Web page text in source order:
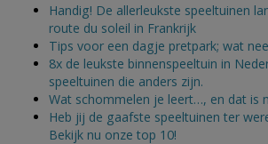
Handig! De allerleukste speeltuinen
route du soleil in Frankrijk
Tips voor een dagje pretpark; wat
8x de leukste binnenspeeltuin in
speeltuinen die anders zijn.
Wat schommelen je leert…, en dat is
Heb jij de gaafste speeltuinen ter
Bekijk nu onze top 10!